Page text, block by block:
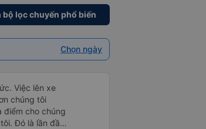
bộ lọc chuyến phổ biến
Chọn ngày
Việc lên xe
chúng tôi
điểm cho chúng
Đó là lần đầu